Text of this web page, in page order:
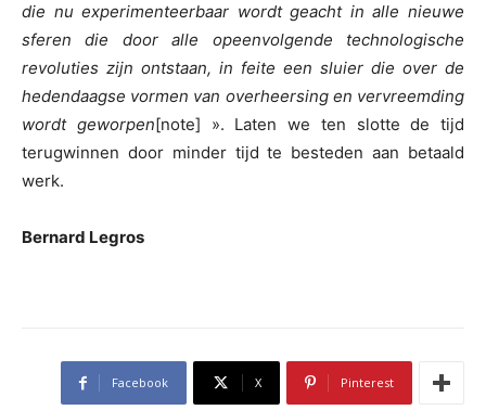
die nu experimenteerbaar wordt geacht in alle nieuwe
sferen die door alle opeenvolgende technologische
revoluties zijn ontstaan, in feite een sluier die over de
hedendaagse vormen van overheersing en vervreemding
wordt geworpen[note] ». Laten we ten slotte de tijd
terugwinnen door minder tijd te besteden aan betaald
werk.
Bernard Legros
Facebook X Pinterest